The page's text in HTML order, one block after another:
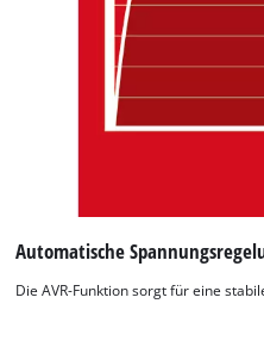
Automatische
Die AVR-Funktion sorgt für eine